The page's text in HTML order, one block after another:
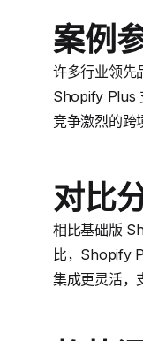
案例
许多行业领先
Shopify Plus
竞争激烈的跨
对比
相比基础版
比，Shopify
集成更灵活，